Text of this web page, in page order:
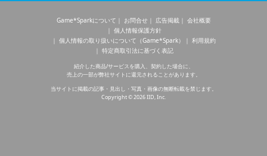
Game*Sparkについて お問合せ 広告掲載
会社概要
個人情報保護方針
個人情報の取り扱いについて（Game*Spark）
利用規約
特定商取引法に基づく表記
紹介した商品/サービスを購入、契約した場合に、
売上の一部が弊社サイトに還元されることがあります。
当サイトに掲載の記事・見出し・写真・画像の無断転載を禁じます。
Copyright © 2026 IID, Inc.